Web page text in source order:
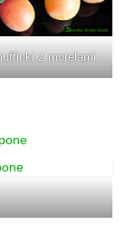
z morelami